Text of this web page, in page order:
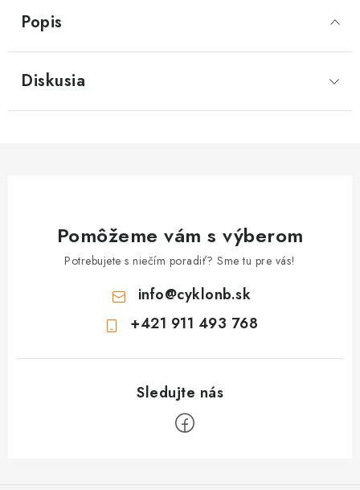
Popis
Diskusia
Pomôžeme vám s výberom
Potrebujete s niečím poradiť? Sme tu pre vás!
info@cyklonb.sk
+421 911 493 768